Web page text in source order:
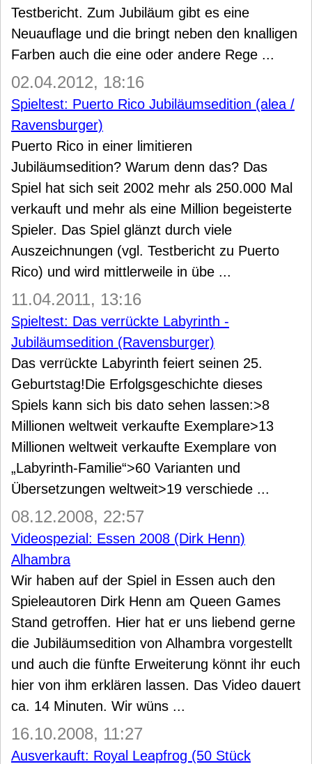
Testbericht. Zum Jubiläum gibt es eine
Neuauflage und die bringt neben den knalligen
Farben auch die eine oder andere Rege ...
02.04.2012, 18:16
Spieltest: Puerto Rico Jubiläumsedition (alea /
Ravensburger)
Puerto Rico in einer limitieren
Jubiläumsedition? Warum denn das? Das
Spiel hat sich seit 2002 mehr als 250.000 Mal
verkauft und mehr als eine Million begeisterte
Spieler. Das Spiel glänzt durch viele
Auszeichnungen (vgl. Testbericht zu Puerto
Rico) und wird mittlerweile in übe ...
11.04.2011, 13:16
Spieltest: Das verrückte Labyrinth -
Jubiläumsedition (Ravensburger)
Das verrückte Labyrinth feiert seinen 25.
Geburtstag!Die Erfolgsgeschichte dieses
Spiels kann sich bis dato sehen lassen:>8
Millionen weltweit verkaufte Exemplare>13
Millionen weltweit verkaufte Exemplare von
„Labyrinth-Familie“>60 Varianten und
Übersetzungen weltweit>19 verschiede ...
08.12.2008, 22:57
Videospezial: Essen 2008 (Dirk Henn)
Alhambra
Wir haben auf der Spiel in Essen auch den
Spieleautoren Dirk Henn am Queen Games
Stand getroffen. Hier hat er uns liebend gerne
die Jubiläumsedition von Alhambra vorgestellt
und auch die fünfte Erweiterung könnt ihr euch
hier von ihm erklären lassen. Das Video dauert
ca. 14 Minuten. Wir wüns ...
16.10.2008, 11:27
Ausverkauft: Royal Leapfrog (50 Stück